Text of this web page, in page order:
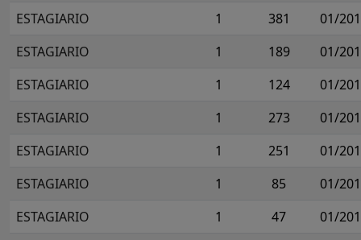
ESTAGIARIO
1 381
01/
ESTAGIARIO
1 189
01/
ESTAGIARIO
1 124
01/
ESTAGIARIO
1 273
01/
ESTAGIARIO
1 251
01/
ESTAGIARIO
1 85
01/
ESTAGIARIO
1 47
01/